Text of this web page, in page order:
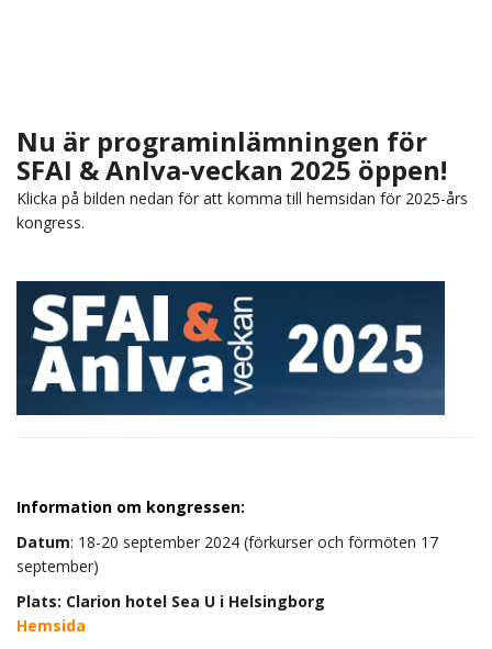
Nu är programinlämningen för
SFAI & AnIva-veckan 2025 öppen!
Klicka på bilden nedan för att komma till hemsidan för 2025-års
kongress.
Information om kongressen:
Datum: 18-20 september 2024 (förkurser och förmöten 17
september)
Plats: Clarion hotel Sea U i Helsingborg
Hemsida